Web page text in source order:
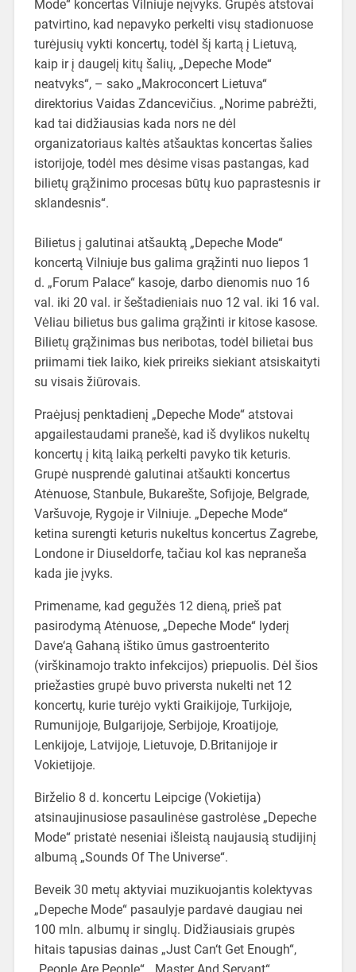
Mode“ koncertas Vilniuje neįvyks. Grupės atstovai
patvirtino, kad nepavyko perkelti visų stadionuose
turėjusių vykti koncertų, todėl šį kartą į Lietuvą,
kaip ir į daugelį kitų šalių, „Depeche Mode“
neatvyks“, – sako „Makroconcert Lietuva“
direktorius Vaidas Zdancevičius. „Norime pabrėžti,
kad tai didžiausias kada nors ne dėl
organizatoriaus kaltės atšauktas koncertas šalies
istorijoje, todėl mes dėsime visas pastangas, kad
bilietų grąžinimo procesas būtų kuo paprastesnis ir
sklandesnis“.
Bilietus į galutinai atšauktą „Depeche Mode“
koncertą Vilniuje bus galima grąžinti nuo liepos 1
d. „Forum Palace“ kasoje, darbo dienomis nuo 16
val. iki 20 val. ir šeštadieniais nuo 12 val. iki 16 val.
Vėliau bilietus bus galima grąžinti ir kitose kasose.
Bilietų grąžinimas bus neribotas, todėl bilietai bus
priimami tiek laiko, kiek prireiks siekiant atsiskaityti
su visais žiūrovais.
Praėjusį penktadienį „Depeche Mode“ atstovai
apgailestaudami pranešė, kad iš dvylikos nukeltų
koncertų į kitą laiką perkelti pavyko tik keturis.
Grupė nusprendė galutinai atšaukti koncertus
Atėnuose, Stanbule, Bukarešte, Sofijoje, Belgrade,
Varšuvoje, Rygoje ir Vilniuje. „Depeche Mode“
ketina surengti keturis nukeltus koncertus Zagrebe,
Londone ir Diuseldorfe, tačiau kol kas nepraneša
kada jie įvyks.
Primename, kad gegužės 12 dieną, prieš pat
pasirodymą Atėnuose, „Depeche Mode“ lyderį
Dave‘ą Gahaną ištiko ūmus gastroenterito
(virškinamojo trakto infekcijos) priepuolis. Dėl šios
priežasties grupė buvo priversta nukelti net 12
koncertų, kurie turėjo vykti Graikijoje, Turkijoje,
Rumunijoje, Bulgarijoje, Serbijoje, Kroatijoje,
Lenkijoje, Latvijoje, Lietuvoje, D.Britanijoje ir
Vokietijoje.
Birželio 8 d. koncertu Leipcige (Vokietija)
atsinaujinusiose pasaulinėse gastrolėse „Depeche
Mode“ pristatė neseniai išleistą naujausią studijinį
albumą „Sounds Of The Universe“.
Beveik 30 metų aktyviai muzikuojantis kolektyvas
„Depeche Mode“ pasaulyje pardavė daugiau nei
100 mln. albumų ir singlų. Didžiausiais grupės
hitais tapusias dainas „Just Can‘t Get Enough“,